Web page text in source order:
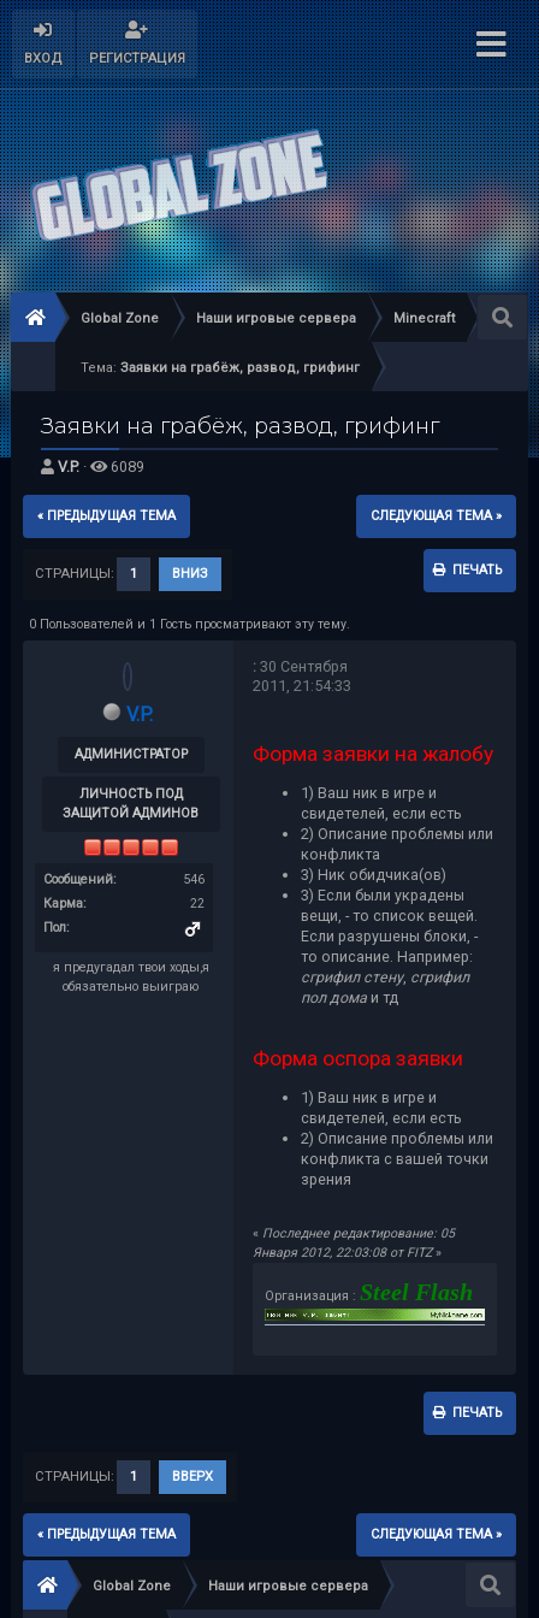
ВХОД РЕГИСТРАЦИЯ
Global Zone Наши игровые сервера Minecraft
Тема:Заявки на грабёж, развод, грифинг
Заявки на грабёж, развод, грифинг
V.P.· 6089
« ПРЕДЫДУЩАЯ ТЕМА СЛЕДУЮЩАЯ ТЕМА »
ПЕЧАТЬ
СТРАНИЦЫ: 1 ВНИЗ
0 Пользователей и 1 Гость просматривают эту тему.
V.P.
АДМИНИСТРАТОР
ЛИЧНОСТЬ ПОД
ЗАЩИТОЙ АДМИНОВ
Сообщений:
546
Карма:
22
Пол:
я предугадал твои ходы,я
обязательно выиграю
:30 Сентября
2011, 21:54:33
Форма заявки на жалобу
1) Ваш ник в игре и
свидетелей, если есть
2) Описание проблемы или
конфликта
3) Ник обидчика(ов)
3) Если были украдены
вещи, - то список вещей.
Если разрушены блоки, -
то описание. Например:
сгрифил стену, сгрифил
пол домаи тд
Форма оспора заявки
1) Ваш ник в игре и
свидетелей, если есть
2) Описание проблемы или
конфликта с вашей точки
зрения
« Последнее редактирование: 05
Января 2012, 22:03:08 от FITZ»
Организация : Steel Flash
ПЕЧАТЬ
СТРАНИЦЫ: 1 ВВЕРХ
« ПРЕДЫДУЩАЯ ТЕМА СЛЕДУЮЩАЯ ТЕМА »
Global Zone Наши игровые сервера